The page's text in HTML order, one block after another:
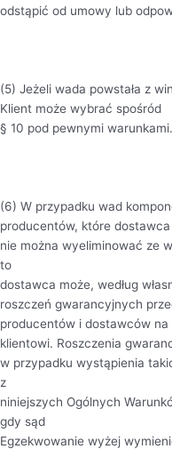
odstąpić od umowy lub
(5) Jeżeli wada powstała z
Klient może wybrać spośród
§ 10 pod pewnymi warunkami.
(6) W przypadku wad
producentów, które dostawca
nie można wyeliminować ze
to
dostawca może, według
roszczeń gwarancyjnych
producentów i dostawców
klientowi. Roszczenia
w przypadku wystąpienia
z
niniejszych Ogólnych
gdy sąd
Egzekwowanie wyżej